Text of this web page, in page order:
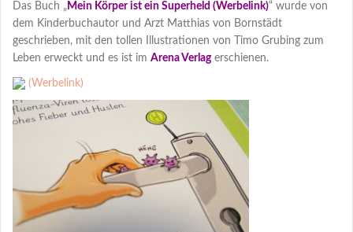
Das Buch „Mein Körper ist ein Superheld
“ wurde von
dem Kinderbuchautor und Arzt Matthias von Bornstädt
geschrieben, mit den tollen Illustrationen von Timo Grubing zum
Leben erweckt und es ist im Arena Verlagerschienen.